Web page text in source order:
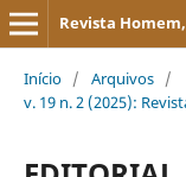
Revista
Início / Arquivos /
v. 19 n. 2 (2025):